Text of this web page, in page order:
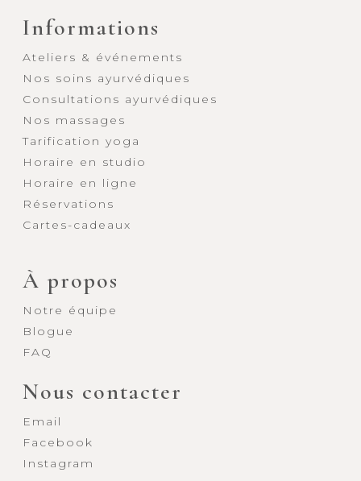
Informations
Ateliers & événements
Nos soins ayurvédiques
Consultations ayurvédiques
Nos massages
Tarification yoga
Horaire en studio
Horaire en ligne
Réservations
Cartes-cadeaux
À propos
Notre équipe
Blogue
FAQ
Nous contacter
Email
Facebook
Instagram